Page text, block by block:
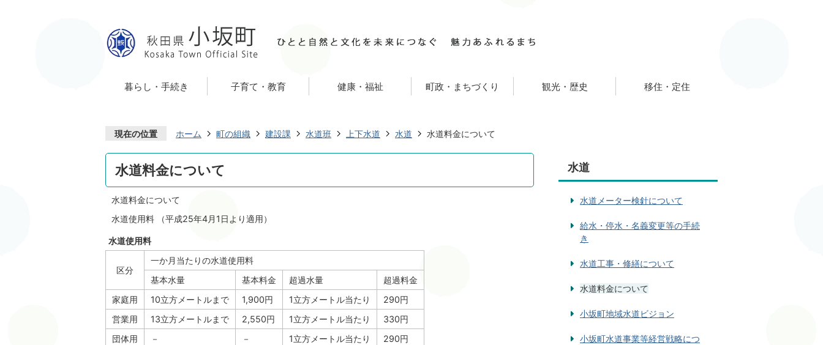
暮らし・手続き 子育て・教育 健康・福祉 町政・まちづくり 観光・歴史 移住・定住
現在の位置 ホーム 町の組織 建設課 水道班 上下水道 水道 水道料金について
水道料金について
水道料金について
水道使用料 （平成25年4月1日より適用）
水道使用料
区分
一か月当たりの水道使用料
基本水量
基本料金 超過水量
超過料金
家庭用
10立方メートルまで 1,900円 1立方メートル当たり
290円
営業用
13立方メートルまで 2,550円 1立方メートル当たり
330円
団体用
－ － 1立方メートル当たり 290円
水道
水道メーター検針について
給水・停水・名義変更等の手続
き
水道工事・修繕について
水道料金について
小坂町地域水道ビジョン
小坂町水道事業等経営戦略につ